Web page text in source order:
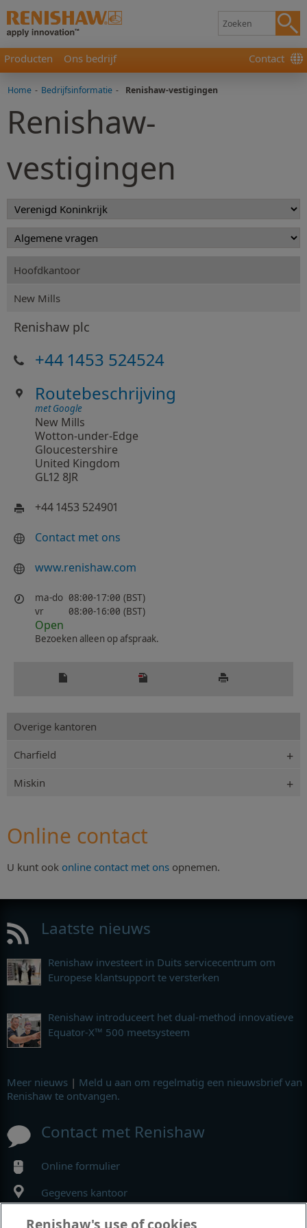
Producten Ons bedrijf Contact
Home - Bedrijfsinformatie - Renishaw-vestigingen
Renishaw-
vestigingen
Hoofdkantoor
New Mills
Renishaw plc
+44 1453 524524
Routebeschrijving
met Google
New Mills
Wotton-under-Edge
Gloucestershire
United Kingdom
GL12 8JR
+44 1453 524901
Contact met ons
www.renishaw.com
ma-do 08:00-17:00 (BST)
vr
08:00-16:00 (BST)
Open
Bezoeken alleen op afspraak.
Overige kantoren
Charfield
Miskin
Online contact
U kunt ook online contact met ons opnemen.
Laatste nieuws
Renishaw investeert in Duits servicecentrum om
Europese klantsupport te versterken
Renishaw introduceert het dual-method innovatieve
Equator-X™ 500 meetsysteem
Meer nieuws | Meld u aan om regelmatig een nieuwsbrief van
Renishaw te ontvangen.
Contact met Renishaw
Online formulier
Gegevens kantoor
Renishaw's use of cookies